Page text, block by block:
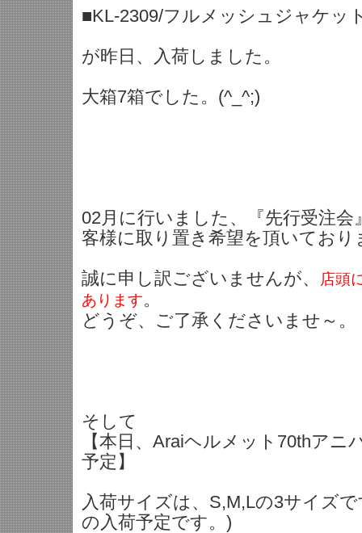
■KL-2309/フルメッシュジャケッ
が昨日、入荷しました。
大箱7箱でした。(^_^;)
02月に行いました、『先行受注
客様に取り置き希望を頂いており
誠に申し訳ございませんが、
店頭
あります。
どうぞ、ご了承くださいませ～。
そして
【本日、Araiヘルメット70thアニ
予定】
入荷サイズは、S,M,Lの3サイズ
の入荷予定です。)